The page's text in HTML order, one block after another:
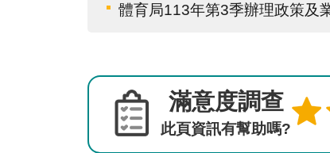
體育局113年第3季辦理政策及
滿意度調查
此頁資訊有幫助嗎?